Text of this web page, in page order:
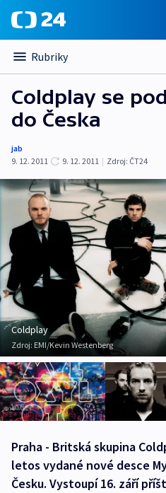
Rubriky
Coldplay se
do Česka
jab
9. 12. 2011
9. 12. 2011 | Zdroj: ČT24
Coldplay
Zdroj: EMI/Kevin Westenberg
Praha - Britská skupina
letos vydané nové desce
Česku. Vystoupí 16. září